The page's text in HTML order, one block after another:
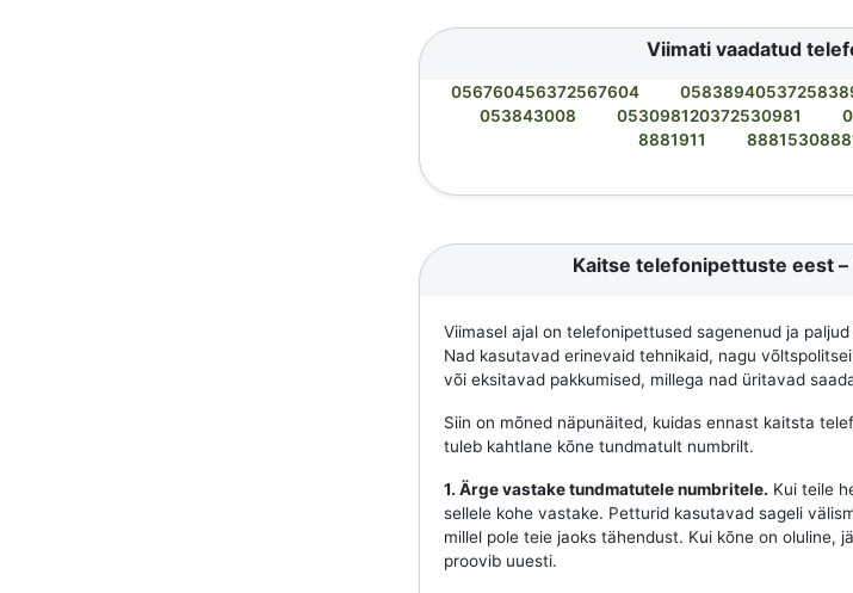
Viimati vaadatud
056760456372567604
053843008
053098120372530981
8881911
Kaitse telefonipettuste eest
Viimasel ajal on telefonipettused sagenenud ja
Nad kasutavad erinevaid tehnikaid, nagu
või eksitavad pakkumised, millega nad üritavad
Siin on mõned näpunäited, kuidas ennast kaitsta
tuleb kahtlane kõne tundmatult numbrilt.
1. Ärge vastake tundmatutele numbritele. Kui teile
sellele kohe vastake. Petturid kasutavad sageli
millel pole teie jaoks tähendust. Kui kõne on oluline,
proovib uuesti.